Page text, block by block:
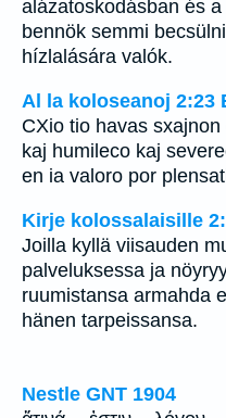
alázatoskodásban és
bennök semmi
hízlalására valók.
Al la koloseanoj 2:23
CXio tio havas
kaj humileco kaj
en ia valoro por
Kirje kolossalaisille
Joilla kyllä viisauden
palveluksessa ja
ruumistansa armahda
hänen tarpeissansa.
Nestle GNT 1904